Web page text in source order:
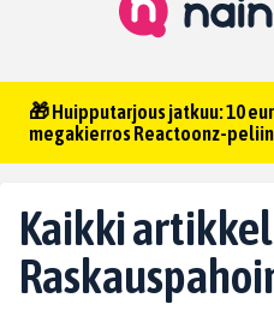
🎁 Huipputarjous jatkuu: 10
megakierros Reactoonz-
Kaikki